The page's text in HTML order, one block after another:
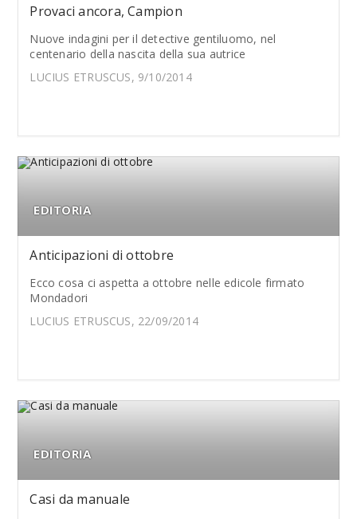
Provaci ancora, Campion
Nuove indagini per il detective gentiluomo, nel
centenario della nascita della sua autrice
LUCIUS ETRUSCUS, 9/10/2014
EDITORIA
Anticipazioni di ottobre
Ecco cosa ci aspetta a ottobre nelle edicole firmato
Mondadori
LUCIUS ETRUSCUS, 22/09/2014
EDITORIA
Casi da manuale